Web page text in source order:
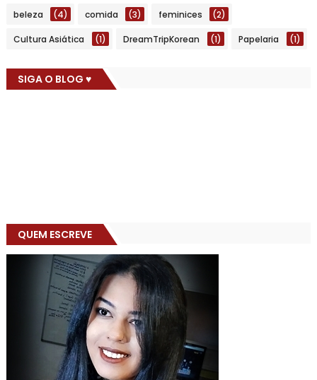
beleza (4) comida (3) feminices (2)
Cultura Asiática (1) DreamTripKorean (1) Papelaria (1)
SIGA O BLOG ♥
QUEM ESCREVE